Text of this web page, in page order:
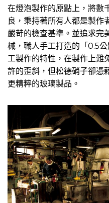
在燈泡製作的原點上，將數
良，秉持著所有人都是製作
嚴苛的檢查基準。並追求完
械，職人手工打造的「0.5
工製作的特性，在製作上難
許的歪斜，但松德硝子卻憑
更精粹的玻璃製品。